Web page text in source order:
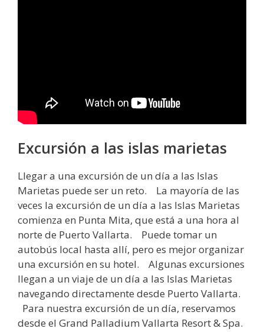
Excursión a las islas marietas
Llegar a una excursión de un día a las Islas
Marietas puede ser un reto. La mayoría de las
veces la excursión de un día a las Islas Marietas
comienza en Punta Mita, que está a una hora al
norte de Puerto Vallarta. Puede tomar un
autobús local hasta allí, pero es mejor organizar
una excursión en su hotel. Algunas excursiones
llegan a un viaje de un día a las Islas Marietas
navegando directamente desde Puerto Vallarta.
Para nuestra excursión de un día, reservamos
desde el Grand Palladium Vallarta Resort & Spa.